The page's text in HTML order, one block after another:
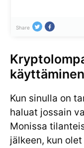
Share
käyttäminen
Kun sinulla on
haluat jossain
Monissa
jälkeen, kun